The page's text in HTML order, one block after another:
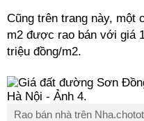
Cũng trên trang này, một
m2 được rao bán với giá
triệu đồng/m2.
Rao bán nhà trên